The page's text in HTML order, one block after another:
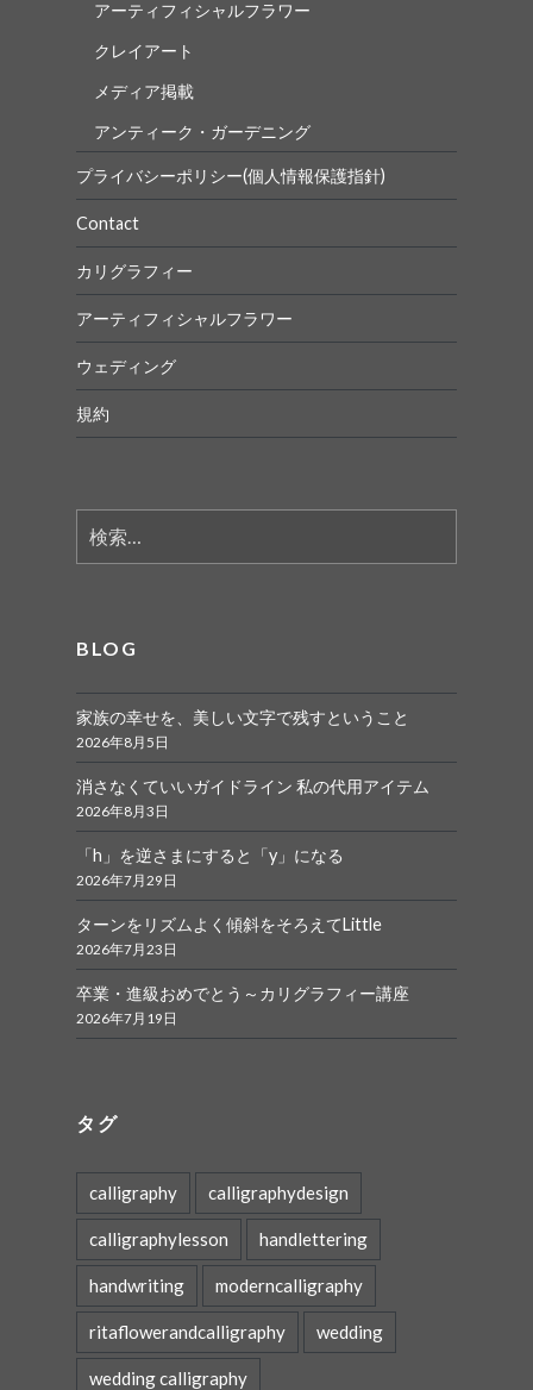
アーティフィシャルフラワー
クレイアート
メディア掲載
アンティーク・ガーデニング
プライバシーポリシー(個人情報保護指針)
Contact
カリグラフィー
アーティフィシャルフラワー
ウェディング
規約
索:
BLOG
家族の幸せを、美しい文字で残すということ
2026年8月5日
消さなくていいガイドライン 私の代用アイテム
2026年8月3日
「h」を逆さまにすると「y」になる
2026年7月29日
ターンをリズムよく傾斜をそろえてLittle
2026年7月23日
卒業・進級おめでとう～カリグラフィー講座
2026年7月19日
タグ
calligraphy calligraphydesign
calligraphylesson handlettering
handwriting moderncalligraphy
ritaflowerandcalligraphy wedding
wedding calligraphy